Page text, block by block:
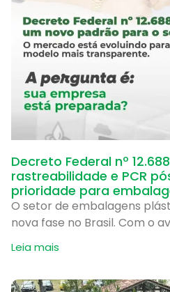
Decreto Federal nº
rastreabilidade e PCR
prioridade para
O setor de embalagens
nova fase no Brasil. Com o
logística reversa e
Leia mais